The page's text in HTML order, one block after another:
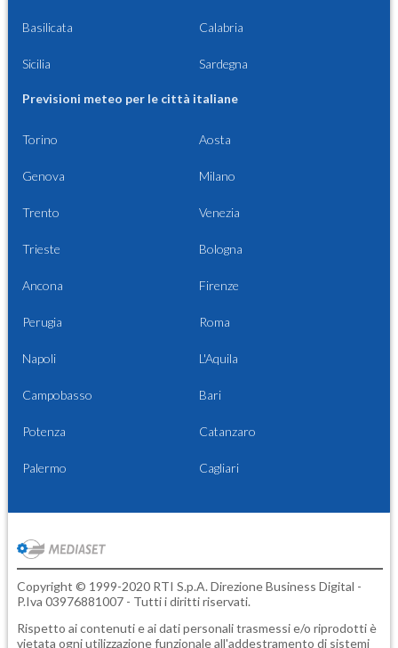
Basilicata Calabria
Sicilia Sardegna
Previsioni meteo per le città italiane
Torino Aosta
Genova Milano
Trento Venezia
Trieste Bologna
Ancona Firenze
Perugia Roma
Napoli L'Aquila
Campobasso Bari
Potenza Catanzaro
Palermo Cagliari
Copyright © 1999-2020 RTI S.p.A. Direzione Business Digital -
P.Iva 03976881007 - Tutti i diritti riservati.
Rispetto ai contenuti e ai dati personali trasmessi e/o riprodotti è
vietata ogni utilizzazione funzionale all'addestramento di sistemi